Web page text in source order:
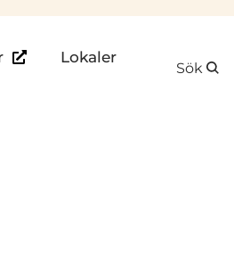
Länk till annan webbplats
Lokaler
Sök